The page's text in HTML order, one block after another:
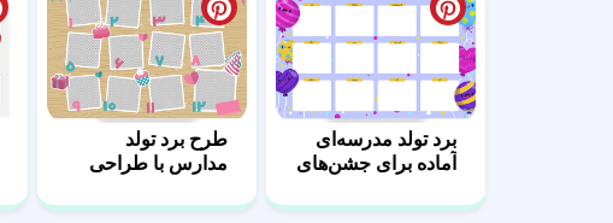
برد تولد مدرسه‌ای
آماده برای جشن‌های
طرح برد تولد
مدارس با طراحی